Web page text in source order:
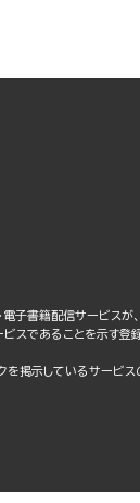
電子書籍配信サービスが
ビスであることを示す登
を掲示しているサービス